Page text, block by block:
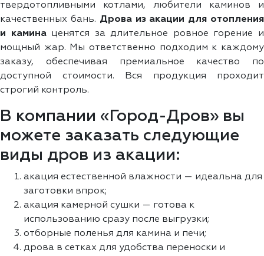
твердотопливными котлами, любители каминов и
качественных бань. Дрова из акации для отопления
и каминаценятся за длительное ровное горение и
мощный жар. Мы ответственно подходим к каждому
заказу, обеспечивая премиальное качество по
доступной стоимости. Вся продукция проходит
строгий контроль.
В компании «Город-Дров» вы
можете заказать следующие
виды дров из акации:
акация естественной влажности — идеальна для
заготовки впрок;
акация камерной сушки — готова к
использованию сразу после выгрузки;
отборные поленья для камина и печи;
дрова в сетках для удобства переноски и